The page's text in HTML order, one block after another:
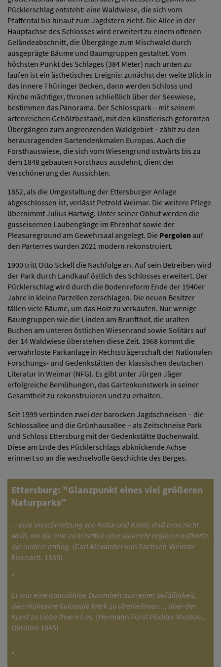
Pücklerschlag entsteht: eine Waldwiese, die sich vom
Pfaffental bis hinauf zum Jagdstern zieht. Die Allee in der
Hauptachse des Schlosses wird erweitert zu einem offenen
Geländeabschnitt, die Übergänge zum Mischwald durch
ausgeprägte Bäume und Baumgruppen gestaltet. Vom
höchsten Punkt des Schlages (384 Meter) nach unten zu
laufen ist ein ästhetisches Ereignis: zunächst der weite Blick in
das innere Thüringer Becken, dann werden Schloss und
Kirche mächtiger, thronen schließlich über der Seewiese,
bestimmen das Panorama. Der Schlosspark – mit seinem
artenreichen Gehölzbestand, mit den künstlerisch geformten
Übergängen zum angrenzenden Waldgebiet – zählt zu den
herausragenden Gartendenkmalen Europas. Auch die
Forsthauswiese, die sich vom Wiesengrund ostwärts bis zu
dem 1848 gebauten Forsthaus ausdehnt, dient der
Verschönerung der Aussichten.
1852, als die Umgestaltung der Ettersburger Anlage
abgeschlossen ist, verlässt Petzold Weimar. Die weitere Pflege
übernimmt Julius Hartwig. Unter seiner Obhut werden die
gusseisernen Laubengänge im Ehrenhof sowie der
Pleasureground am Gewehrsaal angelegt. Die Pergolen auf
den Parterres wurden 2021 modern rekonstruiert.
1900 tritt Otto Sckell die Nachfolge an. Auf sein Betreiben wird
der Park durch Landkauf östlich des Schlosses erweitert. Der
Pücklerschlag wird durch die Bodenreform Ende der 1940er
Jahre in kleine Parzellen zerschlagen. Die neuen Besitzer
fällen viele Bäume, um das Holz zu verkaufen. Nur wenige
Baumgruppen wie die Linden am Brunfthof, die uralten
Buchen am unteren östlichen Wiesenrand sowie Solitärs auf
der 14 Waldwiese überstehen diese Zeit. 1968 kommt die
verwahrloste Parkanlage in Rechtsträgerschaft der Nationalen
Forschungs- und Gedenkstätten der klassischen deutschen
Literatur in Weimar (NFG). Es gibt unter Jürgen Jäger
erfolgreiche Bemühungen, das Gartenkunstwerk in seiner
Gesamtheit zu rekonstruieren und zu erhalten.
Seit 1999 verbinden zwei der barocken Jagdschneisen – die
Schlossallee und die Grünhausallee – als Zeitschneise Park
und Schloss Ettersburg mit der Gedenkstätte Buchenwald.
Diese am Ende des Pücklerschlags abknickende Achse
erinnert so an die wechselvolle Geschichte des Berges.
Ettersburg: "Glanzpunkt eines viel größeren
Naturparks"
... eine Verschmelzung von Natur und Kunst, daß man nicht
weiß, wo die eine zu schaffen oder vielmehr regieren aufhörte,
die andere anfing. (Carl Alexander von Sachsen-Weimar-
Eisenach, 1839)
*
Es war eine gutmüthige Dummheit aus reiner Gefälligkeit,
dies mühsame kolossale Werk zu übernehmen..., aber der
Kunst zu Liebe thue ich es. (Hermann Fürst Pückler Muskau,
Oktober 1845)
*